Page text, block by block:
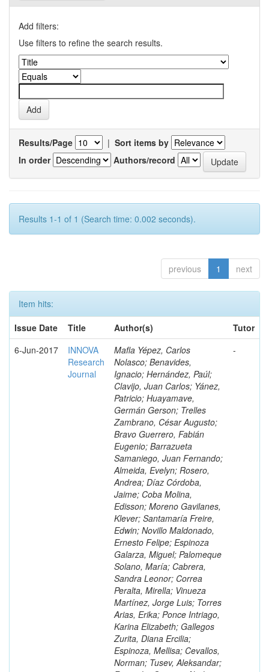
Add filters:
Use filters to refine the search results.
Results/Page | Sort items by
In order
Authors/record
Results 1-1 of 1 (Search time: 0.002 seconds).
previous 1 next
Item hits:
Issue Date
Title Author(s)
Tutor
6-Jun-2017
INNOVA
Research
Journal
Mafla Yépez, Carlos
Nolasco; Benavides,
Ignacio; Hernández, Paúl;
Clavijo, Juan Carlos; Yánez,
Patricio; Huayamave,
Germán Gerson; Trelles
Zambrano, César Augusto;
Bravo Guerrero, Fabián
Eugenio; Barrazueta
Samaniego, Juan Fernando;
Almeida, Evelyn; Rosero,
Andrea; Díaz Córdoba,
Jaime; Coba Molina,
Edisson; Moreno Gavilanes,
Klever; Santamaría Freire,
Edwin; Novillo Maldonado,
Ernesto Felipe; Espinoza
Galarza, Miguel; Palomeque
Solano, María; Cabrera,
Sandra Leonor; Correa
Peralta, Mirella; Vinueza
Martínez, Jorge Luis; Torres
Arias, Erika; Ponce Intriago,
Karina Elizabeth; Gallegos
Zurita, Diana Ercilia;
Espinoza, Mellisa; Cevallos,
Norman; Tusev, Aleksandar;
-